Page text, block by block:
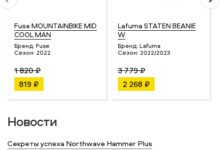
Fuse MOUNTAINBIKE MID
COOL MAN
Бренд: Fuse
Сезон: 2022
1 820 ₽
819 ₽
Lafuma STATEN BEANIE
W
Бренд: Lafuma
Сезон: 2022/2023
3 779 ₽
2 268 ₽
Новости
Секреты успеха Northwave Hammer Plus